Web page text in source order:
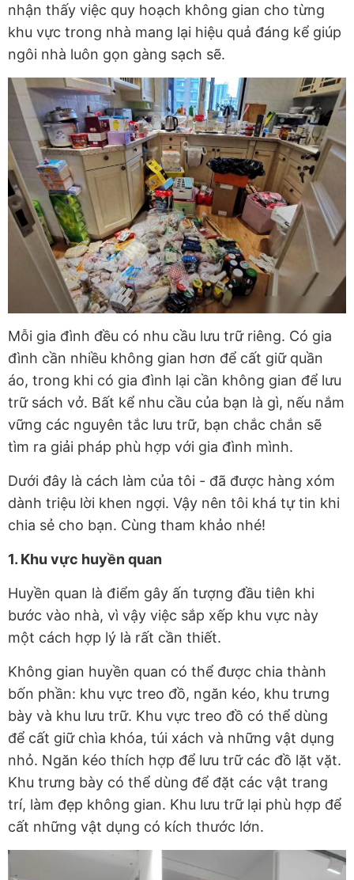
nhận thấy việc quy hoạch không gian cho từng
khu vực trong nhà mang lại hiệu quả đáng kể giúp
ngôi nhà luôn gọn gàng sạch sẽ.
Mỗi gia đình đều có nhu cầu lưu trữ riêng. Có gia
đình cần nhiều không gian hơn để cất giữ quần
áo, trong khi có gia đình lại cần không gian để lưu
trữ sách vở. Bất kể nhu cầu của bạn là gì, nếu nắm
vững các nguyên tắc lưu trữ, bạn chắc chắn sẽ
tìm ra giải pháp phù hợp với gia đình mình.
Dưới đây là cách làm của tôi - đã được hàng xóm
dành triệu lời khen ngợi. Vậy nên tôi khá tự tin khi
chia sẻ cho bạn. Cùng tham khảo nhé!
1. Khu vực huyền quan
Huyền quan là điểm gây ấn tượng đầu tiên khi
bước vào nhà, vì vậy việc sắp xếp khu vực này
một cách hợp lý là rất cần thiết.
Không gian huyền quan có thể được chia thành
bốn phần: khu vực treo đồ, ngăn kéo, khu trưng
bày và khu lưu trữ. Khu vực treo đồ có thể dùng
để cất giữ chìa khóa, túi xách và những vật dụng
nhỏ. Ngăn kéo thích hợp để lưu trữ các đồ lặt vặt.
Khu trưng bày có thể dùng để đặt các vật trang
trí, làm đẹp không gian. Khu lưu trữ lại phù hợp để
cất những vật dụng có kích thước lớn.